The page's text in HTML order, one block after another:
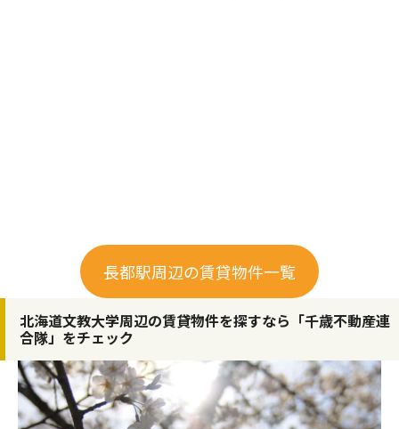
長都駅周辺の賃貸物件一覧
北海道文教大学周辺の賃貸物件を探すなら「千歳不動産連
合隊」をチェック